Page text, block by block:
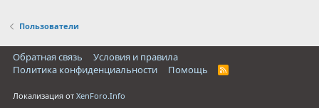
Пользователи
Обратная связь
Условия и правила
Политика конфиденциальности
Помощь
R
Локализация отXenForo.Info